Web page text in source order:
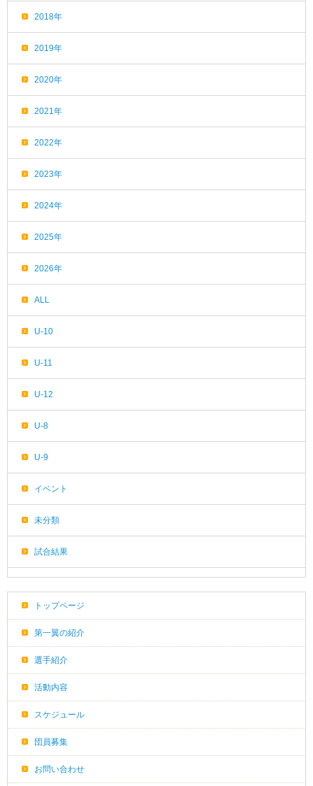
2018年
2019年
2020年
2021年
2022年
2023年
2024年
2025年
2026年
ALL
U-10
U-11
U-12
U-8
U-9
イベント
未分類
試合結果
トップページ
第一翼の紹介
選手紹介
活動内容
スケジュール
団員募集
お問い合わせ